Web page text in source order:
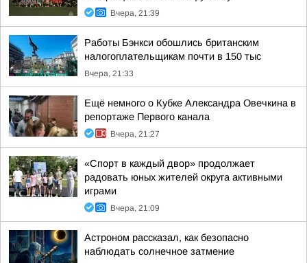
Вчера, 21:39
Работы Бэнкси обошлись британским
налогоплательщикам почти в 150 тыс
Вчера, 21:33
Ещё немного о Кубке Александра Овечкина в
репортаже Первого канала
Вчера, 21:27
«Спорт в каждый двор» продолжает
радовать юных жителей округа активными
играми
Вчера, 21:09
Астроном рассказал, как безопасно
наблюдать солнечное затмение